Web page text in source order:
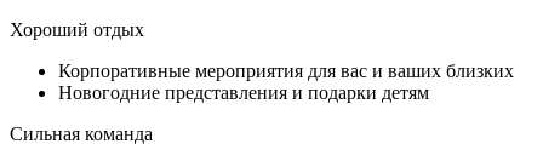
Хороший отдых
Корпоративные мероприятия для вас и ваших близких
Новогодние представления и подарки детям
Сильная команда